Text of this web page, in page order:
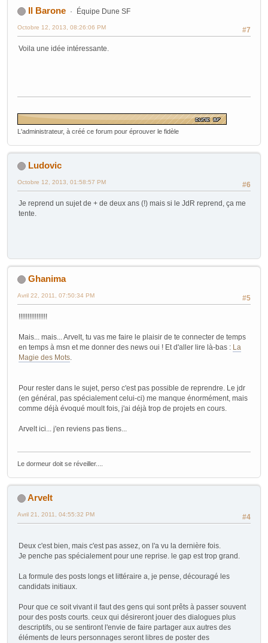
Il Barone Équipe Dune SF
#7
Octobre 12, 2013, 08:26:06 PM
Voila une idée intéressante.
L'administrateur, à créé ce forum pour éprouver le fidèle
Ludovic
#6
Octobre 12, 2013, 01:58:57 PM
Je reprend un sujet de + de deux ans (!) mais si le JdR reprend, ça me
tente.
Ghanima
#5
Avril 22, 2011, 07:50:34 PM
!!!!!!!!!!!!!!!!
Mais... mais... Arvelt, tu vas me faire le plaisir de te connecter de temps
en temps à msn et me donner des news oui ! Et d'aller lire là-bas : La
Magie des Mots.
Pour rester dans le sujet, perso c'est pas possible de reprendre. Le jdr
(en général, pas spécialement celui-ci) me manque énormément, mais
comme déjà évoqué moult fois, j'ai déjà trop de projets en cours.
Arvelt ici... j'en reviens pas tiens...
Le dormeur doit se réveiller....
Arvelt
#4
Avril 21, 2011, 04:55:32 PM
Deux c'est bien, mais c'est pas assez, on l'a vu la dernière fois.
Je penche pas spécialement pour une reprise. le gap est trop grand.
La formule des posts longs et littéraire a, je pense, découragé les
candidats initiaux.
Pour que ce soit vivant il faut des gens qui sont prêts à passer souvent
pour des posts courts. ceux qui désireront jouer des dialogues plus
descriptifs, ou se sentiront l'envie de faire partager aux autres des
éléments de leurs personnages seront libres de poster des